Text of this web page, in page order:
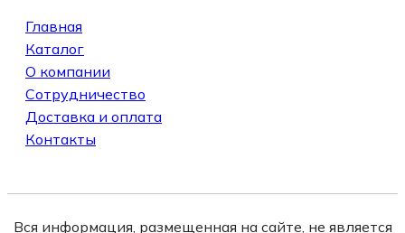
Главная
Каталог
О компании
Сотрудничество
Доставка и оплата
Контакты
Вся информация, размещенная на сайте, не является